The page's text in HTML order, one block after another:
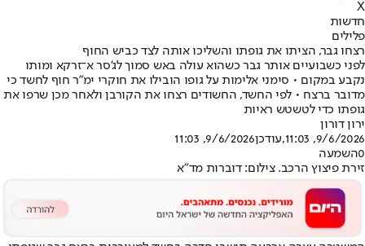
X
חדשות
פלילים
רצחו גבר, הציתו את גופתו והשליכו אותה לצד כביש החוף
לפני כשבועיים אותר גבר כשהוא עולה באש סמוך לג'סר א־זרקא ומותו
נקבע במקום • סימני אלימות על גופו הובילו את חוקרי ימ"ר חוף לחשד כי
מדובר ברצח • לפי החשד, החשודים רצחו את הקורבן ולאחר מכן שרפו את
גופתו כדי לטשטש ראיות
ירון דורון
9/6/2026, 11:03
,עודכן9/6/2026, 11:03
0השמעה
זירת פיצוץ הרכב. צילום: דוברות מד"א